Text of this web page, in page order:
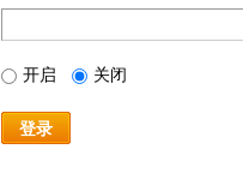
开启 关闭
登录